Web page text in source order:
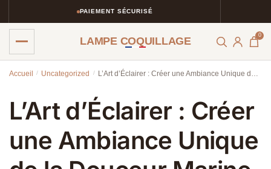
PAIEMENT SÉCURISÉ
LAMPE COQUILLAGE 0
Accueil / Uncategorized / L’Art d’Éclairer : Créer une Ambiance Unique de la Douceur Marine à l’Élégance Bureau
L’Art d’Éclairer : Créer
une Ambiance Unique